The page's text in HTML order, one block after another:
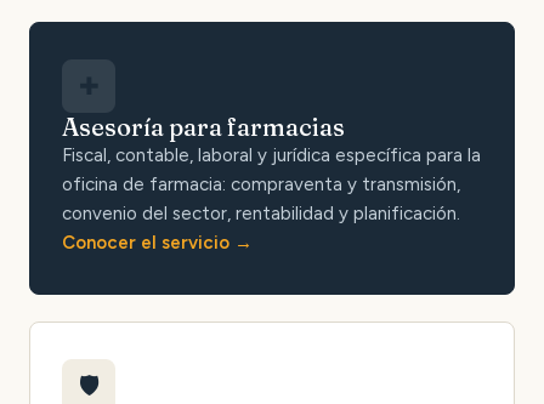
Asesoría para farmacias
Fiscal, contable, laboral y jurídica específica para la
oficina de farmacia: compraventa y transmisión,
convenio del sector, rentabilidad y planificación.
Conocer el servicio
🛡️